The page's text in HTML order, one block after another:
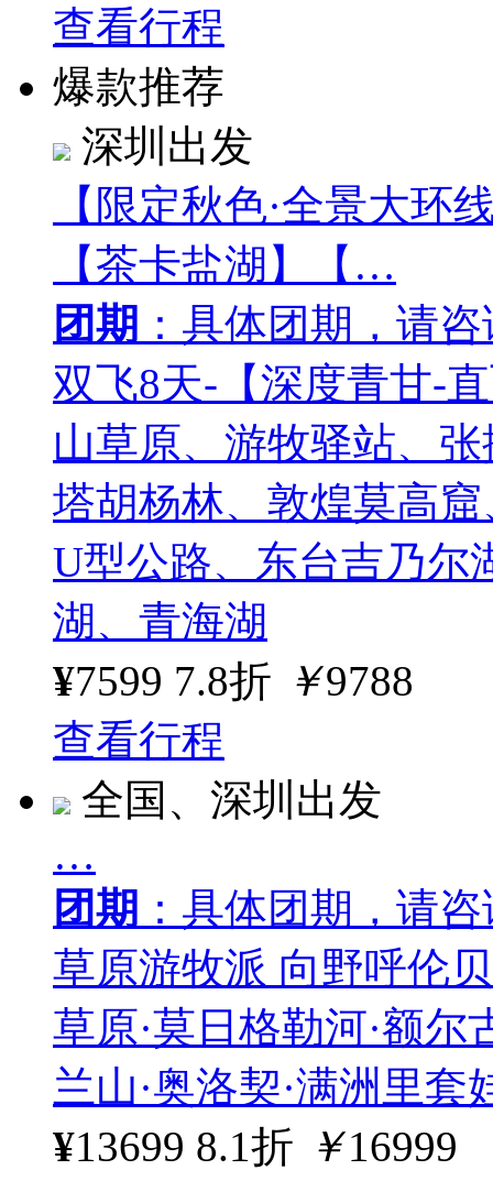
查看行程
爆款推荐
深圳出发
【限定秋色·全景大环
【茶卡盐湖】【…
团期 ：具体团期，请
双飞8天-【深度青甘-
山草原、游牧驿站、
塔胡杨林、敦煌莫高
U型公路、东台吉乃尔
湖、青海湖
¥7599 7.8折 ￥9788
查看行程
全国、深圳出发
…
团期 ：具体团期，请
草原游牧派 向野呼伦
草原·莫日格勒河·额尔
兰山·奥洛契·满洲里套
¥13699 8.1折 ￥16999